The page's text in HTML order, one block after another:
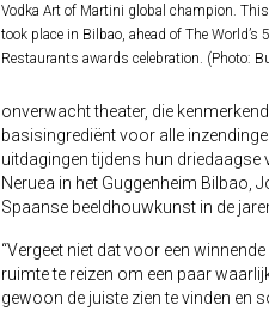
Vodka Art of Martini global champion. This
took place in Bilbao, ahead of The World’s
Restaurants awards celebration. (Photo:
onverwacht theater, die
basisingrediënt voor alle
uitdagingen tijdens hun
Neruea in het Guggenheim Bilbao,
Spaanse beeldhouwkunst in de
“Vergeet niet dat voor een
ruimte te reizen om een paar
gewoon de juiste zien te vinden en